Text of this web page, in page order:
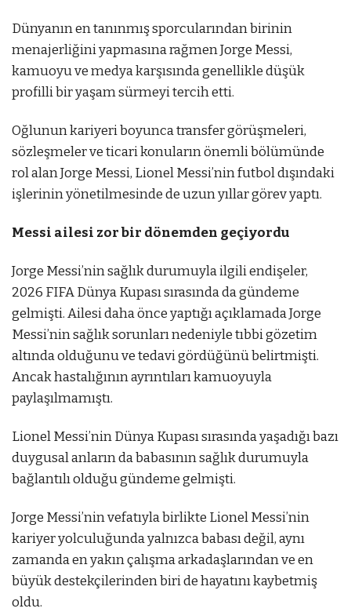
Dünyanın en tanınmış sporcularından birinin
menajerliğini yapmasına rağmen Jorge Messi,
kamuoyu ve medya karşısında genellikle düşük
profilli bir yaşam sürmeyi tercih etti.
Oğlunun kariyeri boyunca transfer görüşmeleri,
sözleşmeler ve ticari konuların önemli bölümünde
rol alan Jorge Messi, Lionel Messi’nin futbol dışındaki
işlerinin yönetilmesinde de uzun yıllar görev yaptı.
Messi ailesi zor bir dönemden geçiyordu
Jorge Messi’nin sağlık durumuyla ilgili endişeler,
2026 FIFA Dünya Kupası sırasında da gündeme
gelmişti. Ailesi daha önce yaptığı açıklamada Jorge
Messi’nin sağlık sorunları nedeniyle tıbbi gözetim
altında olduğunu ve tedavi gördüğünü belirtmişti.
Ancak hastalığının ayrıntıları kamuoyuyla
paylaşılmamıştı.
Lionel Messi’nin Dünya Kupası sırasında yaşadığı bazı
duygusal anların da babasının sağlık durumuyla
bağlantılı olduğu gündeme gelmişti.
Jorge Messi’nin vefatıyla birlikte Lionel Messi’nin
kariyer yolculuğunda yalnızca babası değil, aynı
zamanda en yakın çalışma arkadaşlarından ve en
büyük destekçilerinden biri de hayatını kaybetmiş
oldu.